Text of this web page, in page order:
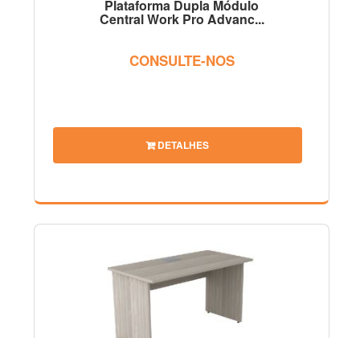
Plataforma Dupla Módulo
Central Work Pro Advanc...
CONSULTE-NOS
DETALHES